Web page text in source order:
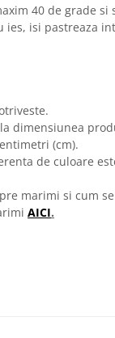
40 de grade
ies, isi pastreaza
dimensiunea
(cm).
de culoare
marimi si cum
AICI.